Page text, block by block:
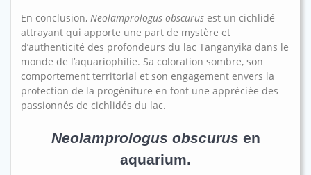
En conclusion, Neolamprologus obscurus est un cichlidé
attrayant qui apporte une part de mystère et
d’authenticité des profondeurs du lac Tanganyika dans le
monde de l’aquariophilie. Sa coloration sombre, son
comportement territorial et son engagement envers la
protection de la progéniture en font une appréciée des
passionnés de cichlidés du lac.
Neolamprologus obscurus en
aquarium.